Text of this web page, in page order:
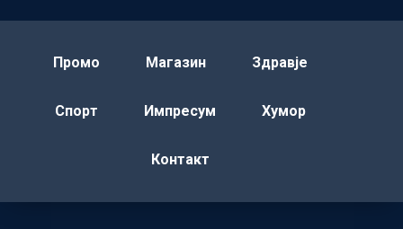
Промо Магазин Здравје
Спорт Импресум Хумор
Контакт